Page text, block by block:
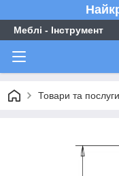
Меблі - Інструмент
Товари та послуги